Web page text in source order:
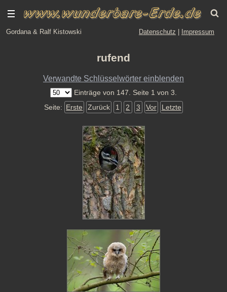
Gordana & Ralf Kistowski Datenschutz Impressum
rufend
Verwandte Schlüsselwörter einblenden
Einträge von 147. Seite 1 von 3.
Seite: Erste Zurück 1 2 3 Vor Letzte